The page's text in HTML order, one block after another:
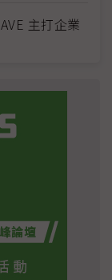
主打企業